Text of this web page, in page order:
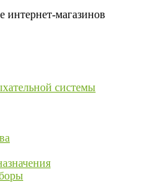
интернет-магазинов
системы